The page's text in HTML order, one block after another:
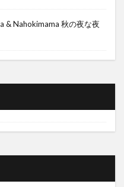
& Nahokimama 秋の夜な夜